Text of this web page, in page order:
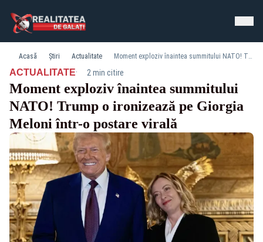
Acasă Știri Actualitate Moment exploziv înaintea summitului NATO! Trump o ironizează pe Giorgia Meloni într-o postare virală
ACTUALITATE· 2 min citire
Moment exploziv înaintea summitului
NATO! Trump o ironizează pe Giorgia
Meloni într-o postare virală